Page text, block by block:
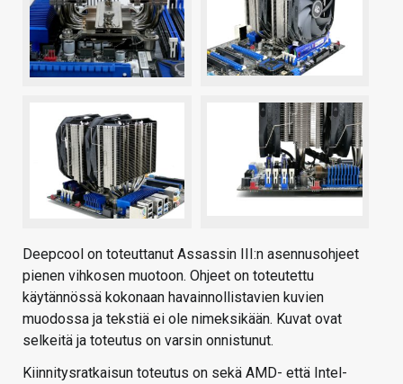
Deepcool on toteuttanut Assassin III:n asennusohjeet
pienen vihkosen muotoon. Ohjeet on toteutettu
käytännössä kokonaan havainnollistavien kuvien
muodossa ja tekstiä ei ole nimeksikään. Kuvat ovat
selkeitä ja toteutus on varsin onnistunut.
Kiinnitysratkaisun toteutus on sekä AMD- että Intel-